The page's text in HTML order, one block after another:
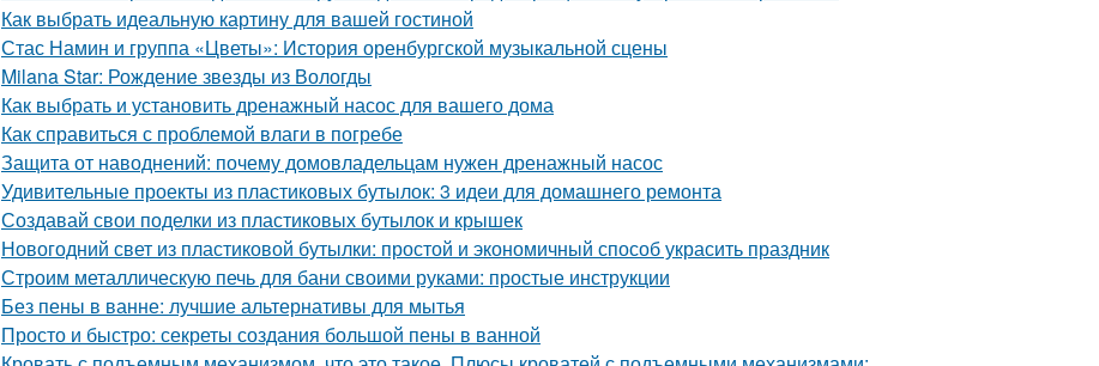
Как выбрать идеальную картину для вашей гостиной
Стас Намин и группа «Цветы»: История оренбургской музыкальной сцены
Milana Star: Рождение звезды из Вологды
Как выбрать и установить дренажный насос для вашего дома
Как справиться с проблемой влаги в погребе
Защита от наводнений: почему домовладельцам нужен дренажный насос
Удивительные проекты из пластиковых бутылок: 3 идеи для домашнего ремонта
Создавай свои поделки из пластиковых бутылок и крышек
Новогодний свет из пластиковой бутылки: простой и экономичный способ украсить праздник
Строим металлическую печь для бани своими руками: простые инструкции
Без пены в ванне: лучшие альтернативы для мытья
Просто и быстро: секреты создания большой пены в ванной